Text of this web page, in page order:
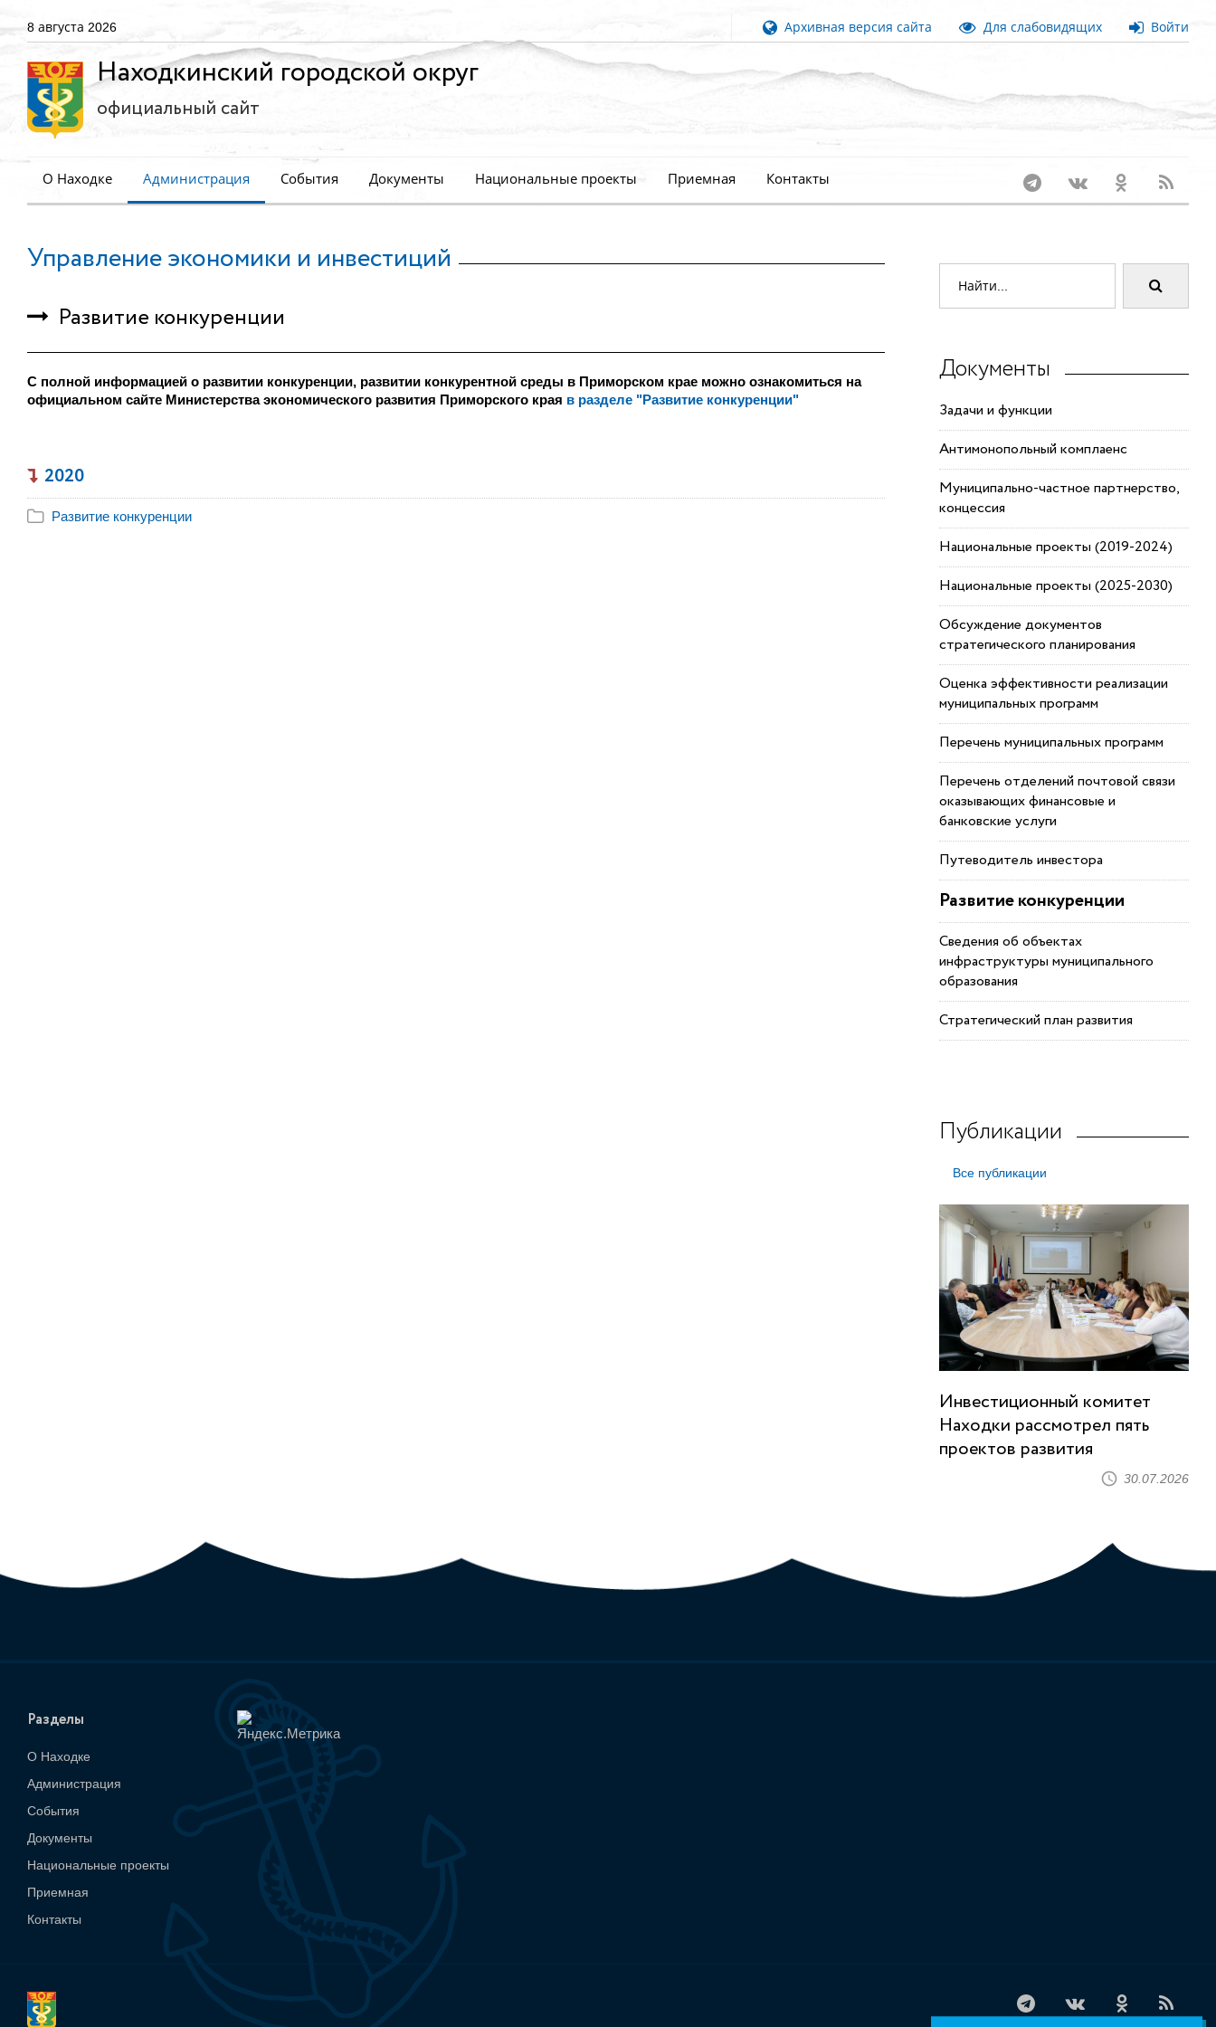
8 августа 2026 Архивная версия сайта Для слабовидящих Войти
Находкинский городской округ
официальный сайт
О Находке Администрация События Документы Национальные проекты Приемная Контакты
Управление экономики и инвестиций
Развитие конкуренции
С полной информацией о развитии конкуренции, развитии конкурентной среды в Приморском крае можно ознакомиться на
официальном сайте Министерства экономического развития Приморского края в разделе "Развитие конкуренции"
2020
Развитие конкуренции
Документы
Задачи и функции
Антимонопольный комплаенс
Муниципально-частное партнерство,
концессия
Национальные проекты (2019-2024)
Национальные проекты (2025-2030)
Обсуждение документов
стратегического планирования
Оценка эффективности реализации
муниципальных программ
Перечень муниципальных программ
Перечень отделений почтовой связи
оказывающих финансовые и
банковские услуги
Путеводитель инвестора
Развитие конкуренции
Сведения об объектах
инфраструктуры муниципального
образования
Стратегический план развития
Публикации
Все публикации
Инвестиционный комитет
Находки рассмотрел пять
проектов развития
30.07.2026
Разделы
О Находке
Администрация
События
Документы
Национальные проекты
Приемная
Контакты